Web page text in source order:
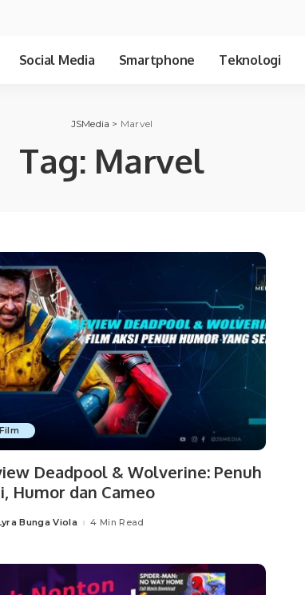
Social Media Smartphone Teknologi
JSMedia > Marvel
Tag: Marvel
Film
Deadpool & Wolverine: Penuh
Humor dan Cameo
Bunga Viola 4 Min Read